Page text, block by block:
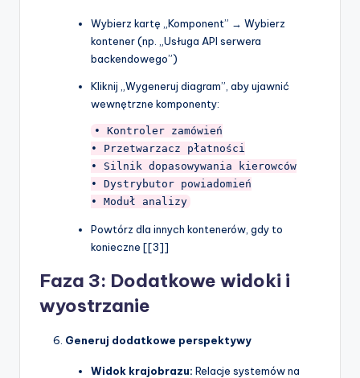
Wybierz kartę „Komponent” → Wybierz
kontener (np. „Usługa API serwera
backendowego”)
Kliknij „Wygeneruj diagram”, aby ujawnić
wewnętrzne komponenty:
• Kontroler zamówień
• Przetwarzacz płatności
• Silnik dopasowywania kierowców
• Dystrybutor powiadomień
Powtórz dla innych kontenerów, gdy to
konieczne [[3]]
Faza 3: Dodatkowe widoki i
wyostrzanie
Generuj dodatkowe perspektywy
Widok krajobrazu: Relacje systemów na